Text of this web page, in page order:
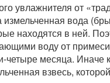
увлажнителя от
вода
находятся в ней.
воду от
четыре месяца.
взвесь,